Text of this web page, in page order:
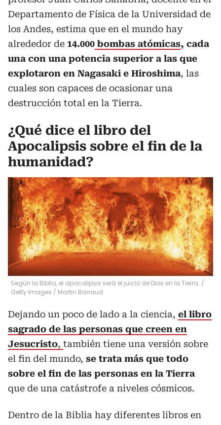
Departamento de Física de la Universidad de
los Andes, estima que en el mundo hay
alrededor de 14.000 bombas atómicas, cada
una con una potencia superior a las que
explotaron en Nagasaki e Hiroshima, las
cuales son capaces de ocasionar una
destrucción total en la Tierra.
¿Qué dice el libro del
Apocalipsis sobre el fin de la
humanidad?
Según la Biblia, el apocalipsis será el juicio de Dios en la Tierra. /
Getty Images / Martin Barraud
Dejando un poco de lado a la ciencia, el libro
sagrado de las personas que creen en
Jesucristo, también tiene una versión sobre
el fin del mundo, se trata más que todo
sobre el fin de las personas en la Tierra
que de una catástrofe a niveles cósmicos.
Dentro de la Biblia hay diferentes libros en